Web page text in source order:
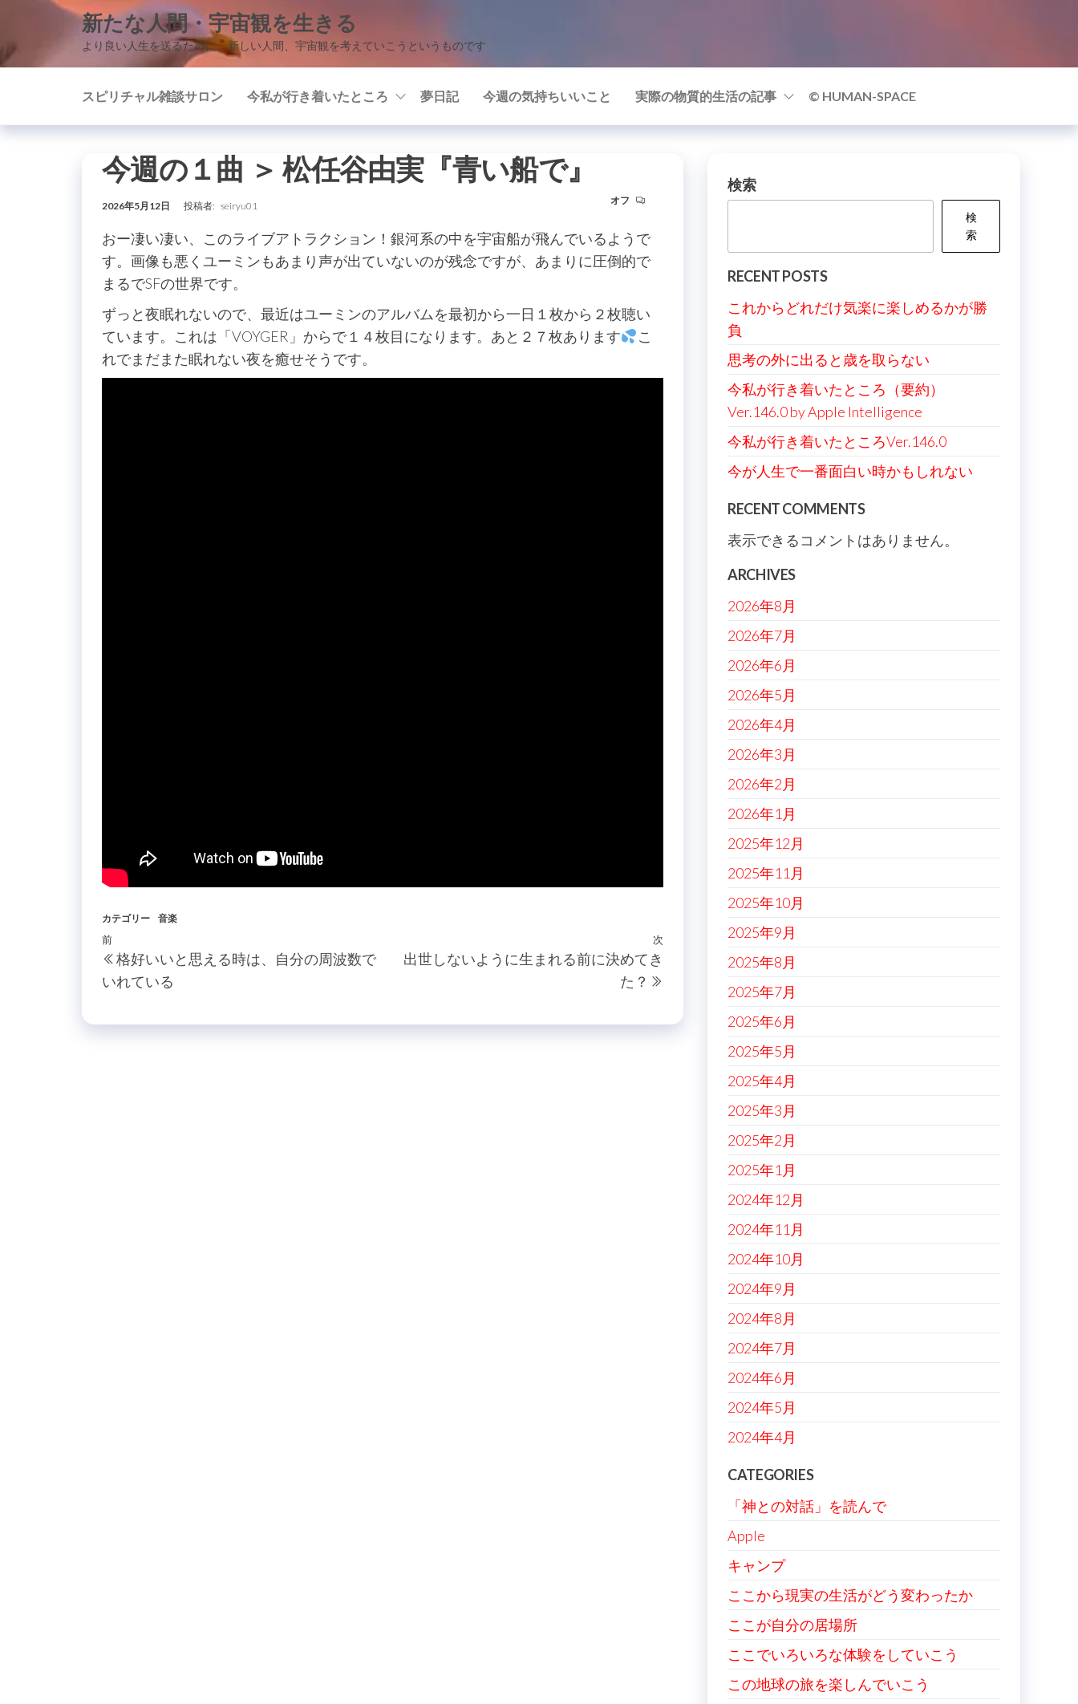
テ
に
新たな人間・宇宙観を生きる
より良い人生を送るために、新しい人間、宇宙観を考えていこうというものです
スピリチャル雑談サロン 今私が行き着いたところ 夢日記 今週の気持ちいいこと 実際の物質的生活の記事 © HUMAN-SPACE
今週の１曲 ＞ 松任谷由実『青い船で』
2026年5月12日 投稿者: seiryu01 オフ
おー凄い凄い、このライブアトラクション！銀河系の中を宇宙船が飛んでいるようで
す。画像も悪くユーミンもあまり声が出ていないのが残念ですが、あまりに圧倒的で
まるでSFの世界です。
ずっと夜眠れないので、最近はユーミンのアルバムを最初から一日１枚から２枚聴い
ています。これは「VOYGER」からで１４枚目になります。あと２７枚あります
こ
れでまだまた眠れない夜を癒せそうです。
カテゴリー 音楽
投
稿
ナ
ビ
過
去
の
前
格好いいと思える時は、自分の周波数で
いれている
次
次
出世しないように生まれる前に決めてき
た？
検索
検
索
RECENT POSTS
これからどれだけ気楽に楽しめるかが勝
負
思考の外に出ると歳を取らない
今私が行き着いたところ（要約）
Ver.146.0 by Apple Intelligence
今私が行き着いたところVer.146.0
今が人生で一番面白い時かもしれない
RECENT COMMENTS
表示できるコメントはありません。
ARCHIVES
2026年8月
2026年7月
2026年6月
2026年5月
2026年4月
2026年3月
2026年2月
2026年1月
2025年12月
2025年11月
2025年10月
2025年9月
2025年8月
2025年7月
2025年6月
2025年5月
2025年4月
2025年3月
2025年2月
2025年1月
2024年12月
2024年11月
2024年10月
2024年9月
2024年8月
2024年7月
2024年6月
2024年5月
2024年4月
CATEGORIES
「神との対話」を読んで
Apple
キャンプ
ここから現実の生活がどう変わったか
ここが自分の居場所
ここでいろいろな体験をしていこう
この地球の旅を楽しんでいこう